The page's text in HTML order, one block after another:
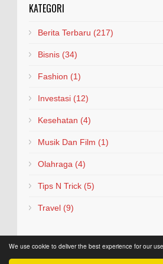
We use cookie to deliver the best experience for our
KATEGORI
Berita Terbaru (217)
Bisnis (34)
Fashion (1)
Investasi (12)
Kesehatan (4)
Musik Dan Film (1)
Olahraga (4)
Tips N Trick (5)
Travel (9)
Copyright © 2026